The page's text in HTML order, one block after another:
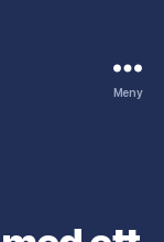
Meny